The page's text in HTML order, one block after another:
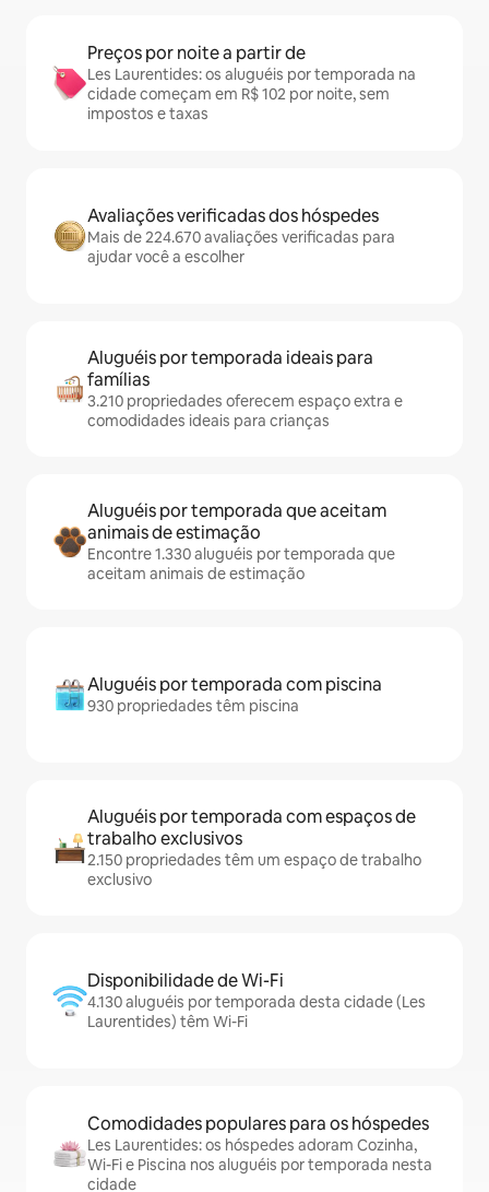
Preços por noite a partir de
Les Laurentides: os aluguéis por temporada na
cidade começam em R$ 102 por noite, sem
impostos e taxas
Avaliações verificadas dos hóspedes
Mais de 224.670 avaliações verificadas para
ajudar você a escolher
Aluguéis por temporada ideais para
famílias
3.210 propriedades oferecem espaço extra e
comodidades ideais para crianças
Aluguéis por temporada que aceitam
animais de estimação
Encontre 1.330 aluguéis por temporada que
aceitam animais de estimação
Aluguéis por temporada com piscina
930 propriedades têm piscina
Aluguéis por temporada com espaços de
trabalho exclusivos
2.150 propriedades têm um espaço de trabalho
exclusivo
Disponibilidade de Wi-Fi
4.130 aluguéis por temporada desta cidade (Les
Laurentides) têm Wi-Fi
Comodidades populares para os hóspedes
Les Laurentides: os hóspedes adoram Cozinha,
Wi-Fi e Piscina nos aluguéis por temporada nesta
cidade